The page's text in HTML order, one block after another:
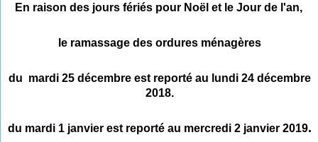
En raison des jours fériés pour Noël et le Jour de l'an,
e ramassage des ordures ménagères
du mardi 25 décembre est reporté au lundi 24 décembre
2018.
du mardi 1 janvier est reporté au mercredi 2 janvier 2019.